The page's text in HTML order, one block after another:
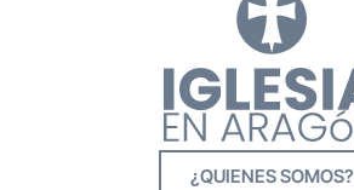
¿QUIENES SOMOS?